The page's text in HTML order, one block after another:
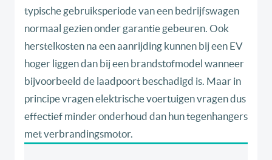
typische gebruiksperiode van een bedrijfswagen
normaal gezien onder garantie gebeuren. Ook
herstelkosten na een aanrijding kunnen bij een EV
hoger liggen dan bij een brandstofmodel wanneer
bijvoorbeeld de laadpoort beschadigd is. Maar in
principe vragen elektrische voertuigen vragen dus
effectief minder onderhoud dan hun tegenhangers
met verbrandingsmotor.